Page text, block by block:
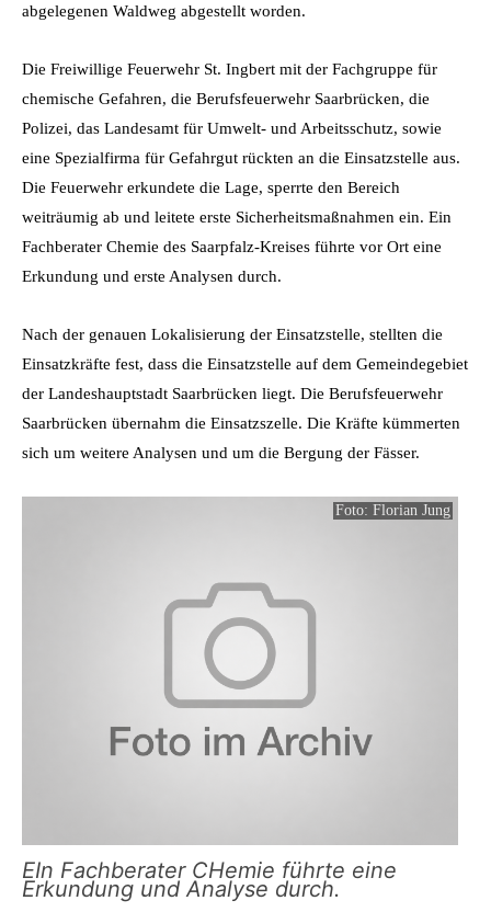
abgelegenen Waldweg abgestellt worden.
Die Freiwillige Feuerwehr St. Ingbert mit der Fachgruppe für
chemische Gefahren, die Berufsfeuerwehr Saarbrücken, die
Polizei, das Landesamt für Umwelt- und Arbeitsschutz, sowie
eine Spezialfirma für Gefahrgut rückten an die Einsatzstelle aus.
Die Feuerwehr erkundete die Lage, sperrte den Bereich
weiträumig ab und leitete erste Sicherheitsmaßnahmen ein. Ein
Fachberater Chemie des Saarpfalz-Kreises führte vor Ort eine
Erkundung und erste Analysen durch.
Nach der genauen Lokalisierung der Einsatzstelle, stellten die
Einsatzkräfte fest, dass die Einsatzstelle auf dem Gemeindegebiet
der Landeshauptstadt Saarbrücken liegt. Die Berufsfeuerwehr
Saarbrücken übernahm die Einsatzszelle. Die Kräfte kümmerten
sich um weitere Analysen und um die Bergung der Fässer.
Foto: Florian Jung
EIn Fachberater CHemie führte eine
Erkundung und Analyse durch.